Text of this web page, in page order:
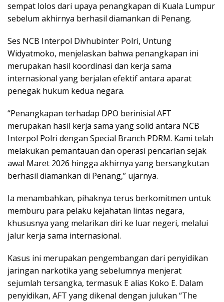
sempat lolos dari upaya penangkapan di Kuala Lumpur
sebelum akhirnya berhasil diamankan di Penang.
Ses NCB Interpol Divhubinter Polri, Untung
Widyatmoko, menjelaskan bahwa penangkapan ini
merupakan hasil koordinasi dan kerja sama
internasional yang berjalan efektif antara aparat
penegak hukum kedua negara.
“Penangkapan terhadap DPO berinisial AFT
merupakan hasil kerja sama yang solid antara NCB
Interpol Polri dengan Special Branch PDRM. Kami telah
melakukan pemantauan dan operasi pencarian sejak
awal Maret 2026 hingga akhirnya yang bersangkutan
berhasil diamankan di Penang,” ujarnya.
Ia menambahkan, pihaknya terus berkomitmen untuk
memburu para pelaku kejahatan lintas negara,
khususnya yang melarikan diri ke luar negeri, melalui
jalur kerja sama internasional.
Kasus ini merupakan pengembangan dari penyidikan
jaringan narkotika yang sebelumnya menjerat
sejumlah tersangka, termasuk E alias Koko E. Dalam
penyidikan, AFT yang dikenal dengan julukan “The